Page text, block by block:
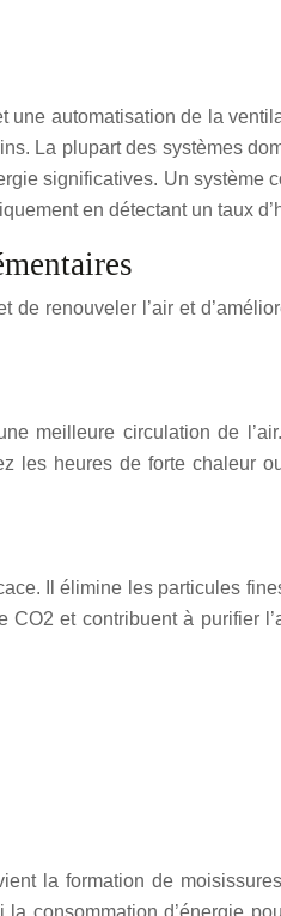
automatisation de la
La plupart des systèmes
significatives. Un
en détectant un taux
renouveler l’air et
meilleure circulation de
les heures de forte chaleur
Il élimine les particules
et contribuent à purifier
la formation de
consommation d’énergie